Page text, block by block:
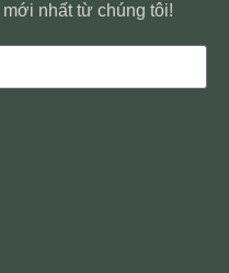
nhất từ chúng tôi!